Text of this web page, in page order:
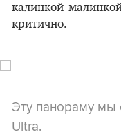
калинкой-
критично.
Эту панораму мы
Ultra.